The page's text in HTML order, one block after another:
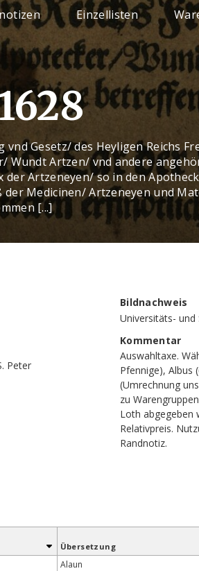
Einzellisten
vnd Gesetz/ des Heyligen Reichs
Wundt Artzen/ vnd andere
der Artzeneyen/ so in den
Medicinen/ Artzeneyen und
[...]
Peter
Bildnachweis
Universitäts-
Kommentar
Auswahltaxe.
Pfennige), Albus
(Umrechnung
zu
Loth abgegeben
Relativpreis.
Randnotiz.
Übersetzung
Alaun